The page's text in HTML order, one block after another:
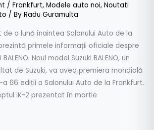
/ Frankfurt, Modele auto noi, Noutati
/ By Radu Guramulta
de o lună înaintea Salonului Auto de la
primele informații oficiale despre
Noul model Suzuki BALENO, un
de Suzuki, va avea premiera mondială
66 ediții a Salonului Auto de la Frankfurt.
iK-2 prezentat în martie